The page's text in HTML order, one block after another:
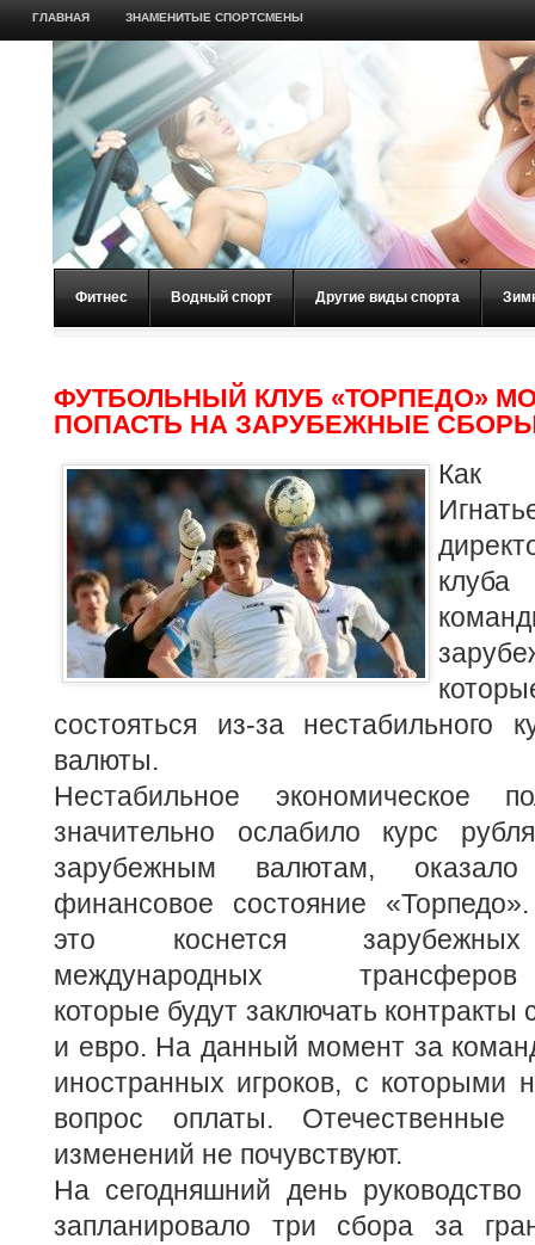
ГЛАВНАЯ ЗНАМЕНИТЫЕ СПОРТСМЕНЫ
Фитнес Водный спорт Другие виды спорта
ФУТБОЛЬНЫЙ КЛУБ «ТОРПЕДО»
ПОПАСТЬ НА ЗАРУБЕЖНЫЕ
Как
состояться из-за нестабильного
валюты.
Нестабильное экономическое
значительно ослабило курс
зарубежным валютам,
финансовое состояние
это коснется
международных
которые будут заключать контракты
и евро. На данный момент за
иностранных игроков, с которыми
вопрос оплаты. Отечественные
изменений не почувствуют.
На сегодняшний день руководство
запланировало три сбора за